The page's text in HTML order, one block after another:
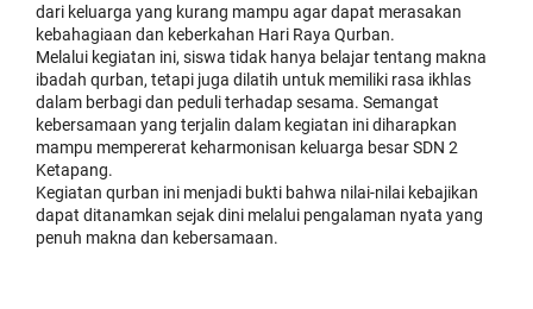
dari keluarga yang kurang mampu agar dapat merasakan
kebahagiaan dan keberkahan Hari Raya Qurban.
Melalui kegiatan ini, siswa tidak hanya belajar tentang makna
ibadah qurban, tetapi juga dilatih untuk memiliki rasa ikhlas
dalam berbagi dan peduli terhadap sesama. Semangat
kebersamaan yang terjalin dalam kegiatan ini diharapkan
mampu mempererat keharmonisan keluarga besar SDN 2
Ketapang.
Kegiatan qurban ini menjadi bukti bahwa nilai-nilai kebajikan
dapat ditanamkan sejak dini melalui pengalaman nyata yang
penuh makna dan kebersamaan.